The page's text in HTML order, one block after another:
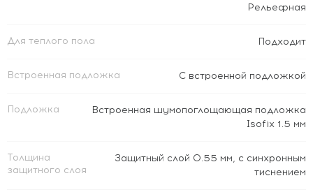
Рельефная
Для теплого пола Подходит
Встроенная подложка C встроенной подложкой
Подложка
Встроенная шумопоглощающая подложка
Isofix 1.5 мм
Толщина
защитного слоя
Защитный слой 0.55 мм, с синхронным
тиснением